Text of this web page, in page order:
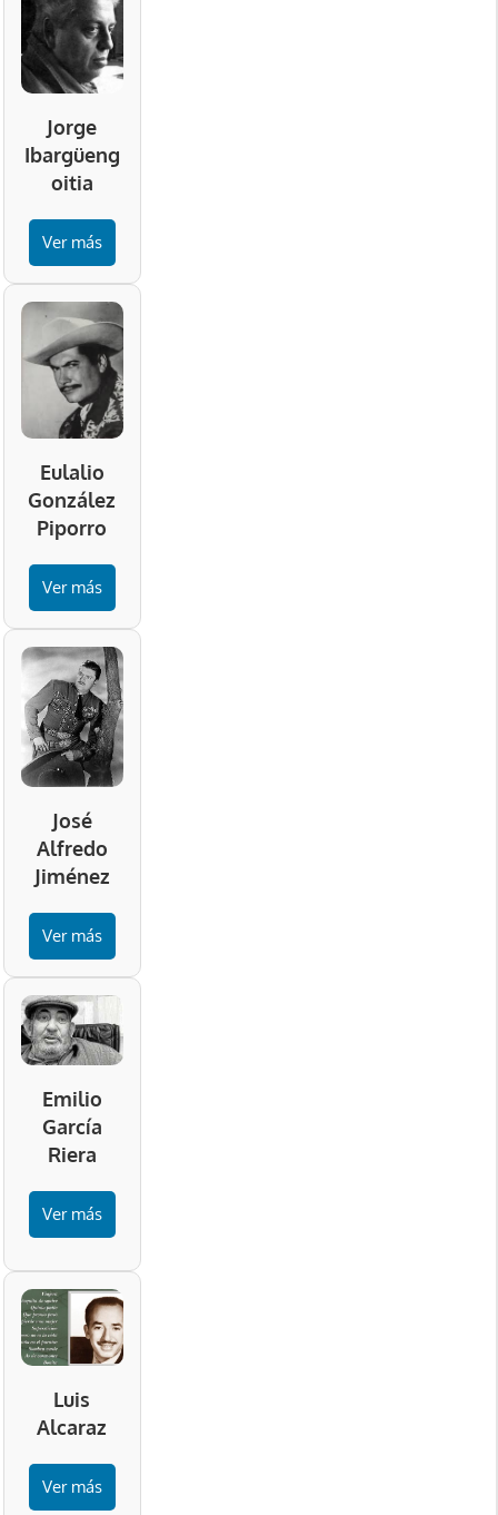
Jorge
Ibargüeng
oitia
Ver más
Eulalio
González
Piporro
Ver más
José
Alfredo
Jiménez
Ver más
Emilio
García
Riera
Ver más
Luis
Alcaraz
Ver más